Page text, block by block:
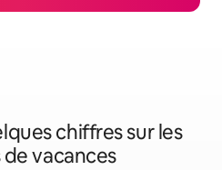
chiffres sur les
vacances